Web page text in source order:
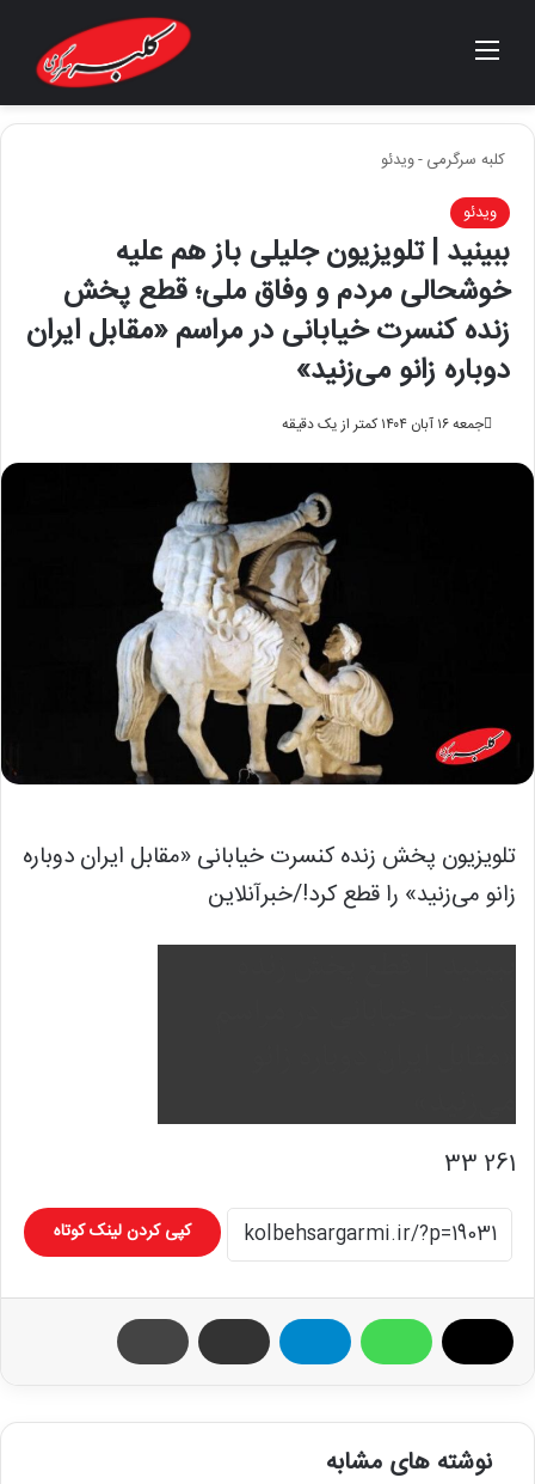
منو
کلبه سرگرمی-ویدئو
ویدئو
ببینید | تلویزیون جلیلی باز هم علیه
خوشحالی مردم و وفاق ملی؛ قطع پخش
زنده کنسرت خیابانی در مراسم «مقابل ایران
دوباره زانو می‌زنید»
جمعه ۱۶ آبان ۱۴۰۴ کمتر از یک دقیقه
تلویزیون پخش زنده کنسرت خیابانی «مقابل ایران دوباره
زانو می‌زنید» را قطع کرد!/خبرآنلاین
261 33
کپی کردن لینک کوتاه
نوشته های مشابه